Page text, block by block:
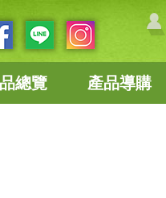
總覽 產品導購